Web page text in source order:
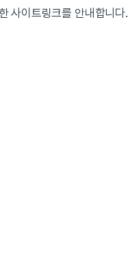
사이트링크를 안내합니다.